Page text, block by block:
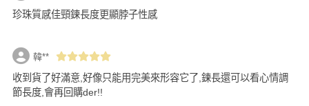
珍珠質感佳頸鍊長度更顯脖子性感
韓**
收到貨了好滿意,好像只能用完美來形容它了,鍊長還可以看心情調
節長度,會再回購der!!